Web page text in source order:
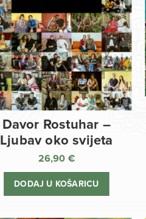
Davor Rostuhar –
Ljubav oko svijeta
26,90 €
DODAJ U KOŠARICU